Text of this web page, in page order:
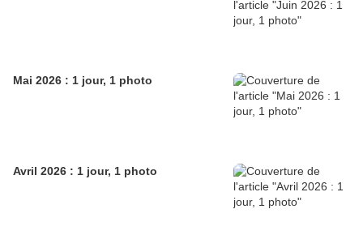
Mai 2026 : 1 jour, 1 photo
Avril 2026 : 1 jour, 1 photo